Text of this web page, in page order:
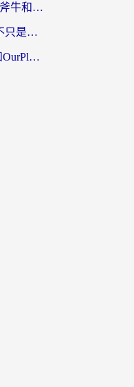
海外回国加速器怎么选？斧牛和海龟哪个好？一篇帮你避开坑的实用指南
从匈牙利回国内的vpn，不只是为了刷剧那么简单
海外党必看：Quickback和OurPlay好用吗？3分钟选对回国加速器，无缝刷剧玩游戏